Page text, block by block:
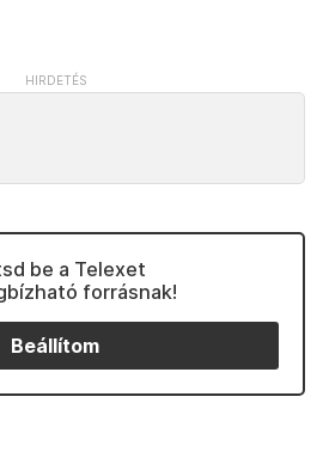
be a Telexet
forrásnak!
Beállítom